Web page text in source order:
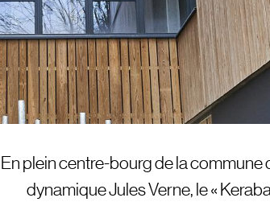
En plein centre-bourg de la commune
dynamique Jules Verne, le «